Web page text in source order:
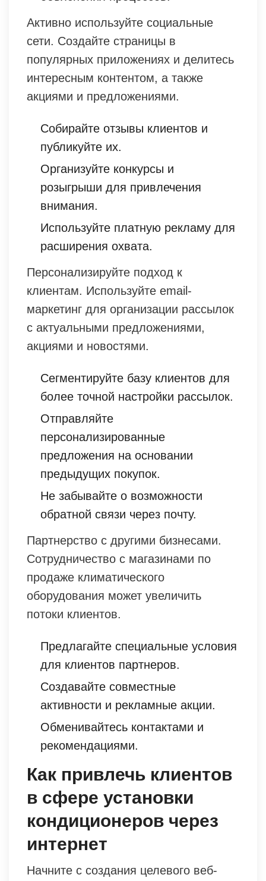
Активно используйте социальные
сети. Создайте страницы в
популярных приложениях и делитесь
интересным контентом, а также
акциями и предложениями.
Собирайте отзывы клиентов и
публикуйте их.
Организуйте конкурсы и
розыгрыши для привлечения
внимания.
Используйте платную рекламу для
расширения охвата.
Персонализируйте подход к
клиентам. Используйте email-
маркетинг для организации рассылок
с актуальными предложениями,
акциями и новостями.
Сегментируйте базу клиентов для
более точной настройки рассылок.
Отправляйте
персонализированные
предложения на основании
предыдущих покупок.
Не забывайте о возможности
обратной связи через почту.
Партнерство с другими бизнесами.
Сотрудничество с магазинами по
продаже климатического
оборудования может увеличить
потоки клиентов.
Предлагайте специальные условия
для клиентов партнеров.
Создавайте совместные
активности и рекламные акции.
Обменивайтесь контактами и
рекомендациями.
Как привлечь клиентов
в сфере установки
кондиционеров через
интернет
Начните с создания целевого веб-